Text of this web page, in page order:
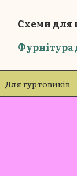
Схеми для
Фурнітура
Для гуртовиків
Відгуки про